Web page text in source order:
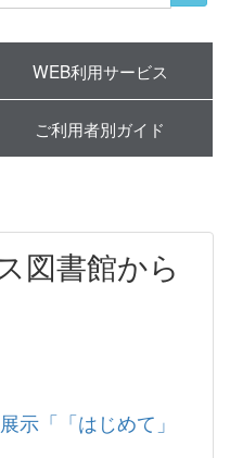
WEB利用サービス
ご利用者別ガイド
図書館から
示「「はじめて」